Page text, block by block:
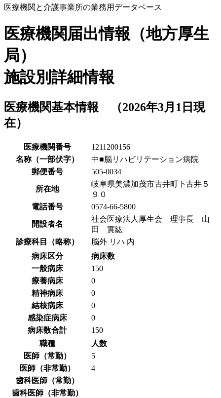
医療機関と介護事業所の業務用データベース
医療機関届出情報（地方厚生
局）
施設別詳細情報
医療機関基本情報 （2026年3月1日現
在）
医療機関番号
1211200156
名称（一部伏字）
中■脳リハビリテーション病院
郵便番号
505-0034
所在地
岐阜県美濃加茂市古井町下古井５
９０
電話番号
0574-66-5800
開設者名
社会医療法人厚生会 理事長 山
田 實紘
診療科目（略称）
脳外 リハ 内
病床区分
病床数
一般病床
150
療養病床
0
精神病床
0
結核病床
0
感染症病床
0
病床数合計
150
職種
人数
医師（常勤）
5
医師（非常勤）
4
歯科医師（常勤）
歯科医師（非常勤）